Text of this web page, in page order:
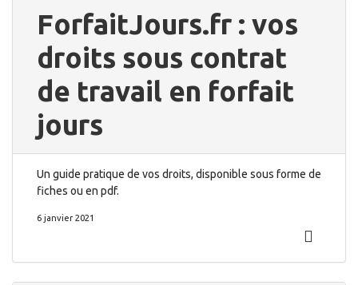
ForfaitJours.fr : vos
droits sous contrat
de travail en forfait
jours
Un guide pratique de vos droits, disponible sous forme de
fiches ou en pdf.
6 janvier 2021